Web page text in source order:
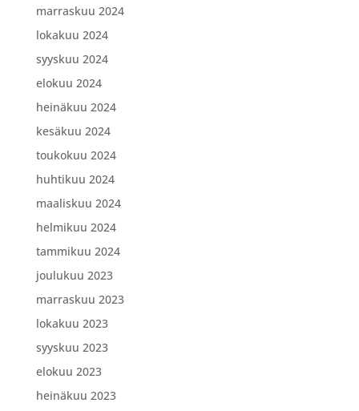
marraskuu 2024
lokakuu 2024
syyskuu 2024
elokuu 2024
heinäkuu 2024
kesäkuu 2024
toukokuu 2024
huhtikuu 2024
maaliskuu 2024
helmikuu 2024
tammikuu 2024
joulukuu 2023
marraskuu 2023
lokakuu 2023
syyskuu 2023
elokuu 2023
heinäkuu 2023